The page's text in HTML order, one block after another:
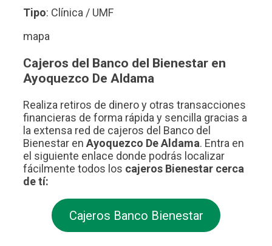
Tipo: Clínica / UMF
mapa
Cajeros del Banco del Bienestar en
Ayoquezco De Aldama
Realiza retiros de dinero y otras transacciones
financieras de forma rápida y sencilla gracias a
la extensa red de cajeros del Banco del
Bienestar en Ayoquezco De Aldama. Entra en
el siguiente enlace donde podrás localizar
fácilmente todos los cajeros Bienestar cerca
de tí:
Cajeros Banco Bienestar